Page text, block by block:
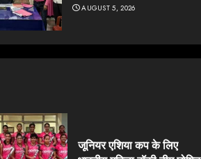
AUGUST 5, 2026
जूनियर एशिया कप के लिए